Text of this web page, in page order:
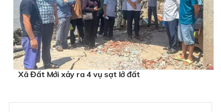
Xã Đất Mới xảy ra 4 vụ sạt lở đất